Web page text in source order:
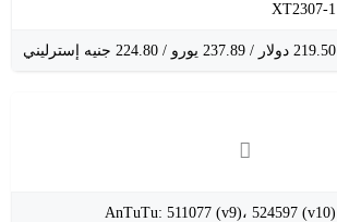
XT2307-1
219.50 دولار / 237.89 يورو / 224.80 جنيه إسترليني
AnTuTu: 511077 (v9)، 524597 (v10)